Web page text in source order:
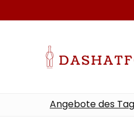
Angebote des